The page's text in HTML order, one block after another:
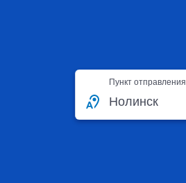
Пункт отправления